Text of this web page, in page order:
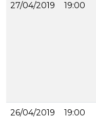
27/04/2019 19:00
26/04/2019 19:00